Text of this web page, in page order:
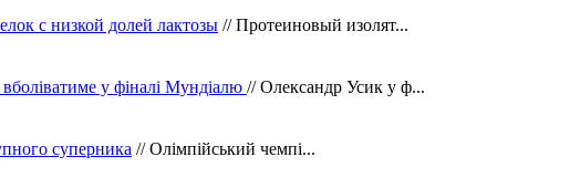
с низкой долей лактозы // Протеиновый изолят...
у фіналі Мундіалю // Олександр Усик у ф...
суперника // Олімпійський чемпі...